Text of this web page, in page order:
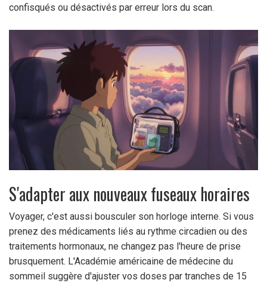
confisqués ou désactivés par erreur lors du scan.
S'adapter aux nouveaux fuseaux horaires
Voyager, c'est aussi bousculer son horloge interne. Si vous
prenez des médicaments liés au rythme circadien ou des
traitements hormonaux, ne changez pas l'heure de prise
brusquement. L'Académie américaine de médecine du
sommeil suggère d'ajuster vos doses par tranches de 15